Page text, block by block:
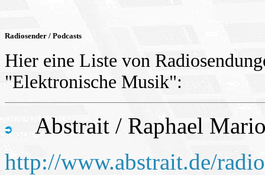
Radiosender / Podcasts
Hier eine Liste von
"Elektronische Musik":
Abstrait / Raphael
http://www.abstrait.de/